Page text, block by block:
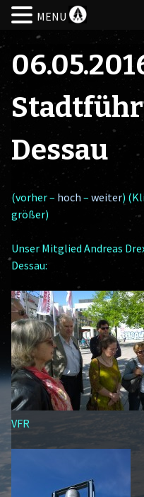
Skip
content
Dessau
(vorher – hoch – weiter)
größer)
Unser Mitglied Andreas
Dessau:
VFR
MENU